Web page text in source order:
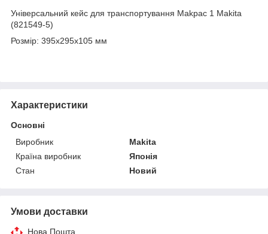
Універсальний кейс для транспортування Makpac 1 Makita
(821549-5)
Розмір: 395x295x105 мм
Характеристики
Основні
Виробник
Makita
Країна виробник
Японія
Стан
Новий
Умови доставки
Нова Пошта